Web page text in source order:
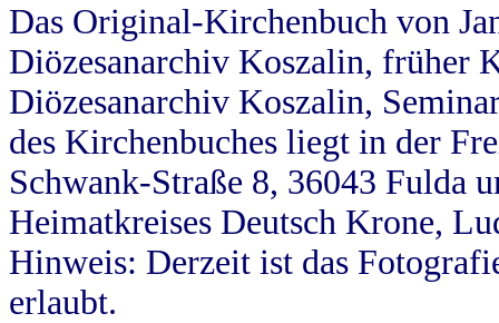
Das Original-Kirchenbuch von
Diözesanarchiv Koszalin, früher
Diözesanarchiv Koszalin,
des Kirchenbuches liegt in der
Schwank-Straße 8, 36043 Fulda
Heimatkreises Deutsch Krone,
Hinweis: Derzeit ist das
erlaubt.